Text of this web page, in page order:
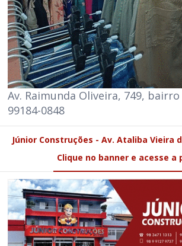
Av. Raimunda Oliveira, 749, bairro
99184-0848
Júnior Construções - Av. Ataliba Vieira
Clique no banner e acesse a